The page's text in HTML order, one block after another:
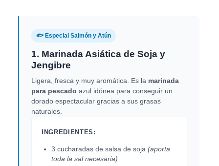
🐟 Especial Salmón y Atún
1. Marinada Asiática de Soja y
Jengibre
Ligera, fresca y muy aromática. Es la marinada
para pescado azul idónea para conseguir un
dorado espectacular gracias a sus grasas
naturales.
INGREDIENTES:
3 cucharadas de salsa de soja (aporta
toda la sal necesaria)